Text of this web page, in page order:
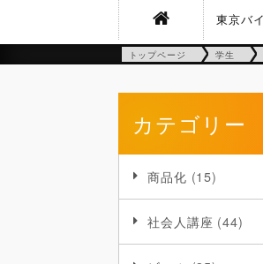
東京バ
トップページ 学生
カテゴリー
商品化 (15)
社会人講座 (44)